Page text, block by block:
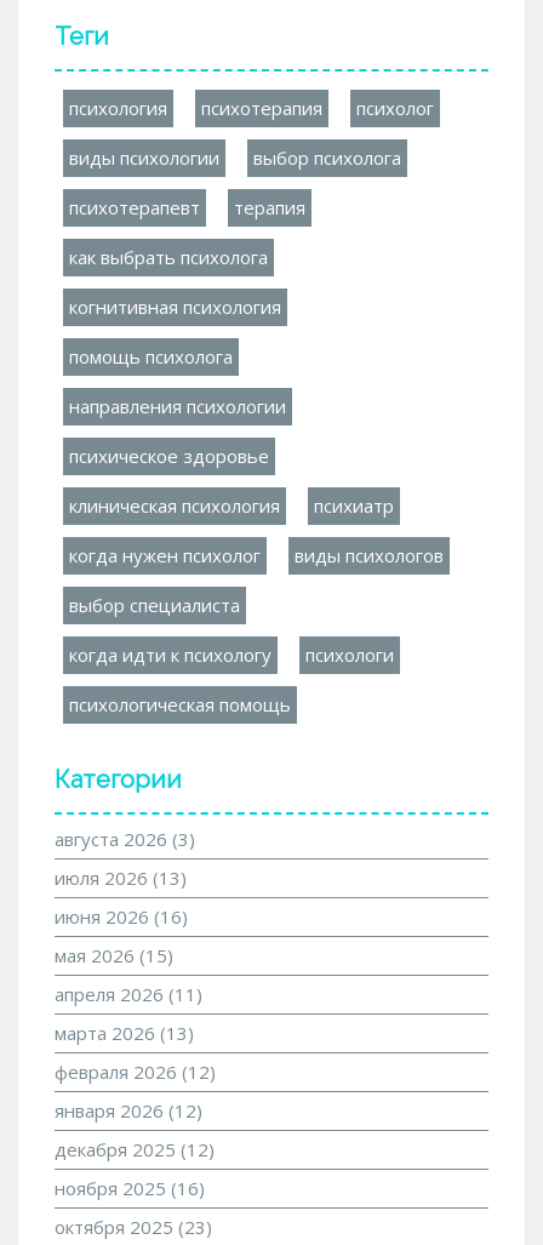
Теги
психология психотерапия психолог
виды психологии выбор психолога
психотерапевт терапия
как выбрать психолога
когнитивная психология
помощь психолога
направления психологии
психическое здоровье
клиническая психология психиатр
когда нужен психолог виды психологов
выбор специалиста
когда идти к психологу психологи
психологическая помощь
Категории
августа 2026 (3)
июля 2026 (13)
июня 2026 (16)
мая 2026 (15)
апреля 2026 (11)
марта 2026 (13)
февраля 2026 (12)
января 2026 (12)
декабря 2025 (12)
ноября 2025 (16)
октября 2025 (23)